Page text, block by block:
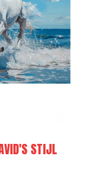
STIJL